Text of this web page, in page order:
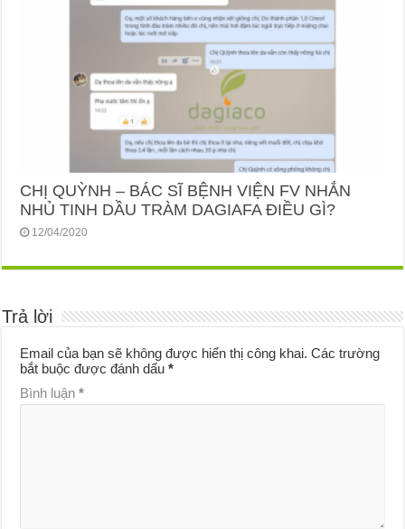
CHỊ QUỲNH – BÁC SĨ BỆNH VIỆN FV NHẮN
NHỦ TINH DẦU TRÀM DAGIAFA ĐIỀU GÌ?
12/04/2020
Trả lời
Email của bạn sẽ không được hiển thị công khai. Các trường
bắt buộc được đánh dấu*
Bình luận*